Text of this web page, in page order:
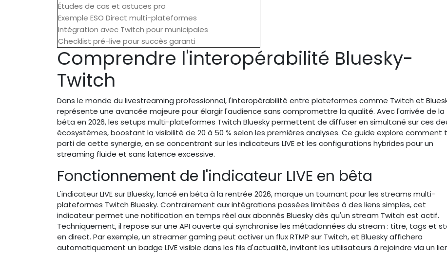
Études de cas et astuces pro
Exemple ESO Direct multi-plateformes
Intégration avec Twitch pour municipales
Checklist pré-live pour succès garanti
Comprendre l'interopérabilité Bluesky-
Twitch
Dans le monde du livestreaming professionnel, l'interopérabilité entre plateformes comme Twitch et
représente une avancée majeure pour élargir l'audience sans compromettre la qualité. Avec l'arrivée de la
bêta en 2026, les setups multi-plateformes Twitch Bluesky permettent de diffuser en simultané sur ces
écosystèmes, boostant la visibilité de 20 à 50 % selon les premières analyses. Ce guide explore comment
parti de cette synergie, en se concentrant sur les indicateurs LIVE et les configurations hybrides pour un
streaming fluide et sans latence excessive.
Fonctionnement de l'indicateur LIVE en bêta
L'indicateur LIVE sur Bluesky, lancé en bêta à la rentrée 2026, marque un tournant pour les streams multi-
plateformes Twitch Bluesky. Contrairement aux intégrations passées limitées à des liens simples, cet
indicateur permet une notification en temps réel aux abonnés Bluesky dès qu'un stream Twitch est actif.
Techniquement, il repose sur une API ouverte qui synchronise les métadonnées du stream : titre, tags et
en direct. Par exemple, un streamer gaming peut activer un flux RTMP sur Twitch, et Bluesky affichera
automatiquement un badge LIVE visible dans les fils d'actualité, invitant les utilisateurs à rejoindre via un